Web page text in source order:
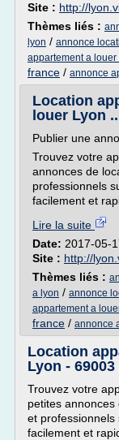
Site : http://
Thèmes liés :
lyon / annonce
appartement a louer
france / annonce
Location
louer Lyon
Publier une
Trouvez votre
annonces de
professionnels
facilement et
Lire la suite
Date: 2017-05-
Site : http://
Thèmes liés :
a lyon / annonce
appartement a
france / annonce
Location
Lyon - 69003
Trouvez votre
petites
et professionnels
facilement et